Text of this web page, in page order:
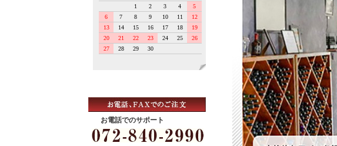
お電話でのサポート